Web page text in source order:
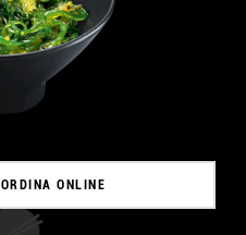
ORDINA ONLINE